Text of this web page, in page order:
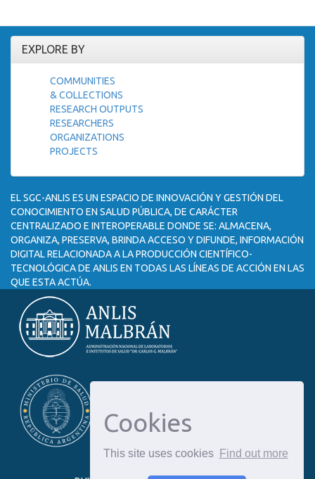
Cookies
This site uses cookies Find out more
EXPLORE BY
COMMUNITIES
& COLLECTIONS
RESEARCH OUTPUTS
RESEARCHERS
ORGANIZATIONS
PROJECTS
EL SGC-ANLIS ES UN ESPACIO DE INNOVACIÓN Y GESTIÓN DEL
CONOCIMIENTO EN SALUD PÚBLICA, DE CARÁCTER
CENTRALIZADO E INTEROPERABLE DONDE SE: ALMACENA,
ORGANIZA, PRESERVA, BRINDA ACCESO Y DIFUNDE, INFORMACIÓN
DIGITAL RELACIONADA A LA PRODUCCIÓN CIENTÍFICO-
TECNOLÓGICA DE ANLIS EN TODAS LAS LÍNEAS DE ACCIÓN EN LAS
QUE ESTA ACTÚA.